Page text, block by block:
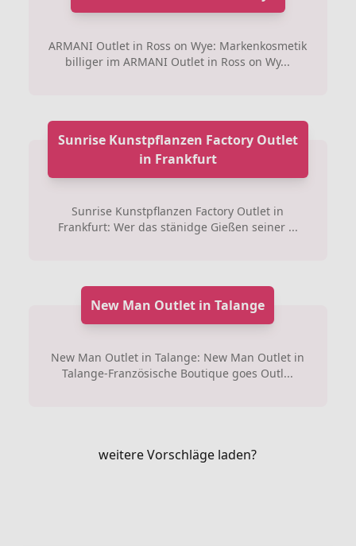
ARMANI Outlet in Ross on Wye: Markenkosmetik
billiger im ARMANI Outlet in Ross on Wy...
Sunrise Kunstpflanzen Factory Outlet
in Frankfurt
Sunrise Kunstpflanzen Factory Outlet in
Frankfurt: Wer das stänidge Gießen seiner ...
New Man Outlet in Talange
New Man Outlet in Talange: New Man Outlet in
Talange-Französische Boutique goes Outl...
weitere Vorschläge laden?